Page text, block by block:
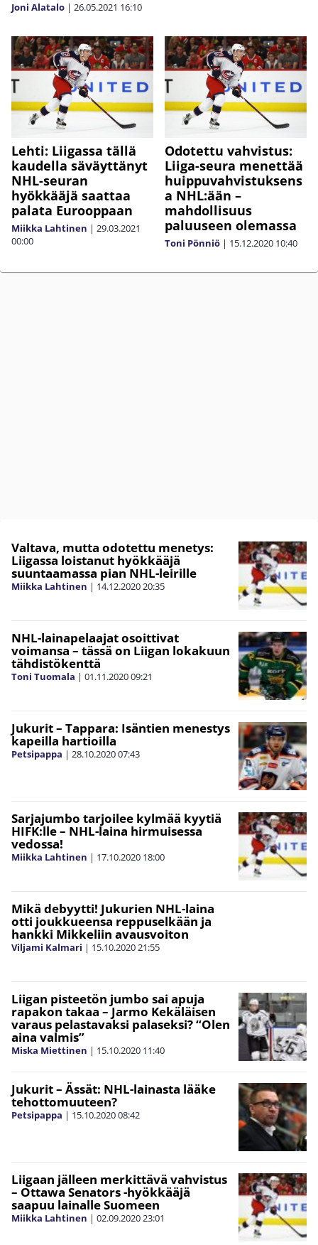
Joni Alatalo | 26.05.2021 16:10
Lehti: Liigassa tällä
kaudella säväyttänyt
NHL-seuran
hyökkääjä saattaa
palata Eurooppaan
Miikka Lahtinen | 29.03.2021
00:00
Odotettu vahvistus:
Liiga-seura menettää
huippuvahvistuksens
a NHL:ään –
mahdollisuus
paluuseen olemassa
Toni Pönniö | 15.12.2020 10:40
Valtava, mutta odotettu menetys:
Liigassa loistanut hyökkääjä
suuntaamassa pian NHL-leirille
Miikka Lahtinen | 14.12.202020:35
NHL-lainapelaajat osoittivat
voimansa – tässä on Liigan lokakuun
tähdistökenttä
Toni Tuomala | 01.11.202009:21
Jukurit – Tappara: Isäntien menestys
kapeilla hartioilla
Petsipappa | 28.10.202007:43
Sarjajumbo tarjoilee kylmää kyytiä
HIFK:lle – NHL-laina hirmuisessa
vedossa!
Miikka Lahtinen | 17.10.2020 18:00
Mikä debyytti! Jukurien NHL-laina
otti joukkueensa reppuselkään ja
hankki Mikkeliin avausvoiton
Viljami Kalmari | 15.10.202021:55
Liigan pisteetön jumbo sai apuja
rapakon takaa – Jarmo Kekäläisen
varaus pelastavaksi palaseksi? “Olen
aina valmis”
Miska Miettinen | 15.10.2020 11:40
Jukurit – Ässät: NHL-lainasta lääke
tehottomuuteen?
Petsipappa | 15.10.202008:42
Liigaan jälleen merkittävä vahvistus
– Ottawa Senators -hyökkääjä
saapuu lainalle Suomeen
Miikka Lahtinen | 02.09.202023:01